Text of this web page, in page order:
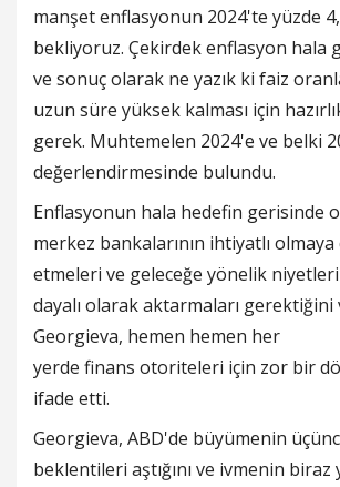
manşet enflasyonun 2024'te yüzde
bekliyoruz. Çekirdek enflasyon hala
ve sonuç olarak ne yazık ki faiz
uzun süre yüksek kalması için
gerek. Muhtemelen 2024'e ve belki
değerlendirmesinde bulundu.
Enflasyonun hala hedefin gerisinde
merkez bankalarının ihtiyatlı olmaya
etmeleri ve geleceğe yönelik
dayalı olarak aktarmaları
Georgieva, hemen hemen her
yerde finans otoriteleri için zor bir
ifade etti.
Georgieva, ABD'de büyümenin
beklentileri aştığını ve ivmenin biraz